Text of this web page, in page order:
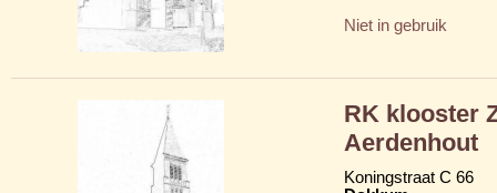
Niet in gebruik
RK klooster
Aerdenhout
Koningstraat C 66